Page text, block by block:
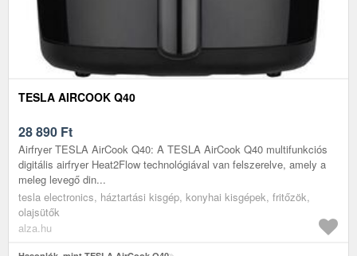
TESLA AIRCOOK Q40
28 890 Ft
Airfryer TESLA AirCook Q40: A TESLA AirCook Q40 multifunkciós
digitális airfryer Heat2Flow technológiával van felszerelve, amely a
meleg levegő din...
tesla electronics, háztartási kisgép, konyhai kisgépek, fritőzök,
olajsütők
alza.hu